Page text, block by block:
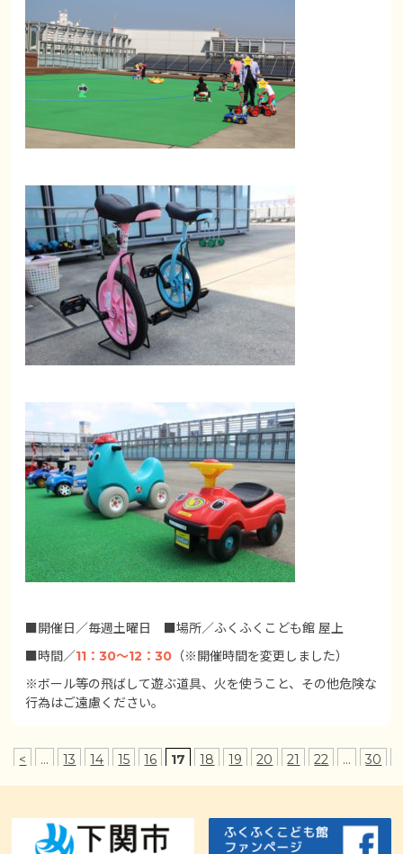
■開催日／毎週土曜日 ■場所／ふくふくこども館 屋上
■時間／11：30～12：30 （※開催時間を変更しました）
※ボール等の飛ばして遊ぶ道具、火を使うこと、その他危険な
行為はご遠慮ください。
< ... 13 14 15 16 17 18 19 20 21 22 ... 30